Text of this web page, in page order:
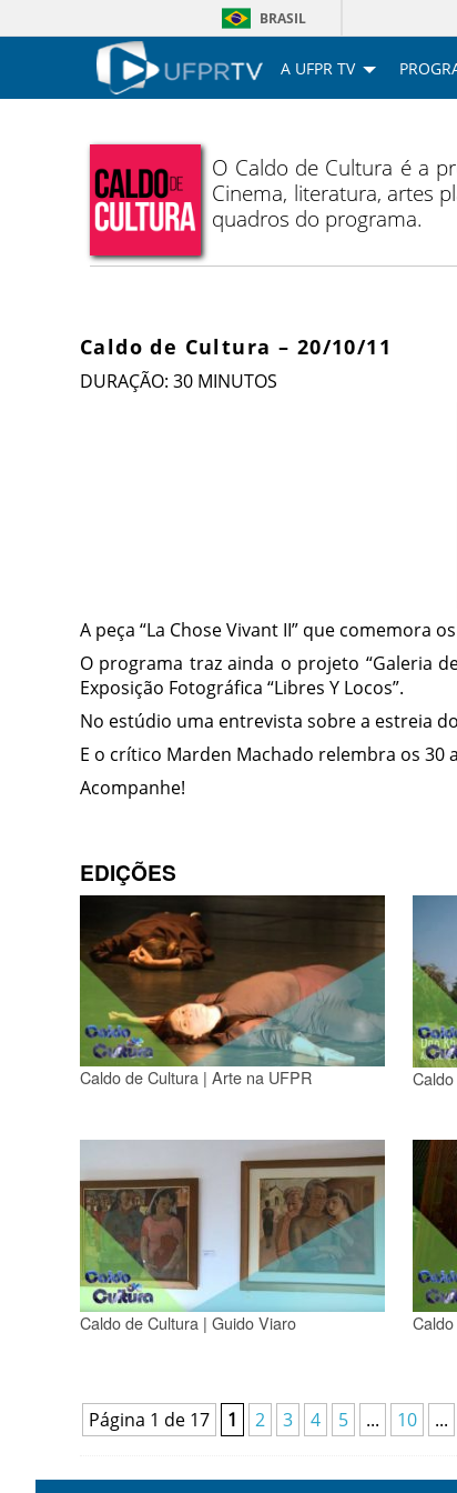
BRASIL
A UFPR TV
O Caldo de Cultura é a
Cinema, literatura, artes
quadros do programa.
Caldo de Cultura – 20/10/11
DURAÇÃO: 30 MINUTOS
A peça “La Chose Vivant II” que comemora
O programa traz ainda o projeto “Galeria
Exposição Fotográfica “Libres Y Locos”.
No estúdio uma entrevista sobre a estreia
E o crítico Marden Machado relembra os 30
Acompanhe!
EDIÇÕES
Caldo de Cultura | Arte na UFPR
Caldo de Cultura | Guido Viaro
Página 1 de 17 1 2 3 4 5 ... 10 ...